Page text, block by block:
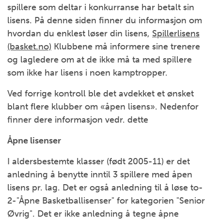
spillere som deltar i konkurranse har betalt sin
lisens. På denne siden finner du informasjon om
hvordan du enklest løser din lisens, Spillerlisens
(basket.no) Klubbene må informere sine trenere
og lagledere om at de ikke må ta med spillere
som ikke har lisens i noen kamptropper.
Ved forrige kontroll ble det avdekket et ønsket
blant flere klubber om «åpen lisens». Nedenfor
finner dere informasjon vedr. dette
Åpne lisenser
I aldersbestemte klasser (født 2005-11) er det
anledning å benytte inntil 3 spillere med åpen
lisens pr. lag. Det er også anledning til å løse to-
2-"Åpne Basketballisenser" for kategorien "Senior
Øvrig". Det er ikke anledning å tegne åpne